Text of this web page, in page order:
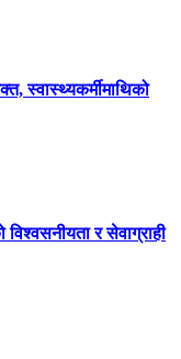
स्वास्थ्यकर्मीमाथिको
र सेवाग्राही